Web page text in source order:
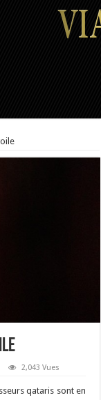
2,043 Vues
qataris sont en